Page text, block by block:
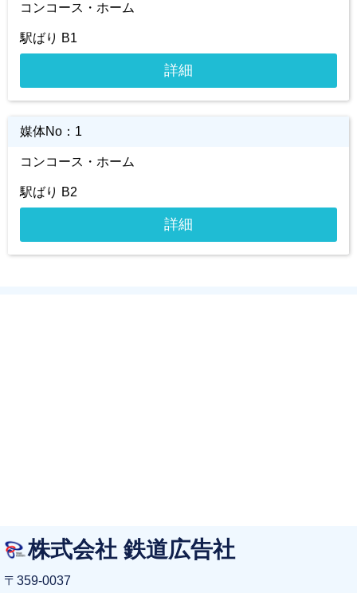
コンコース・ホーム
駅ばり B1
詳細
媒体No： 1
コンコース・ホーム
駅ばり B2
詳細
株式会社 鉄道広告社
〒359-0037